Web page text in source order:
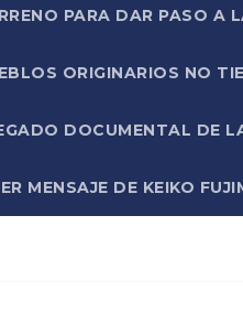
PARA DAR PASO
ORIGINARIOS NO
DOCUMENTAL DE
MENSAJE DE KEIKO